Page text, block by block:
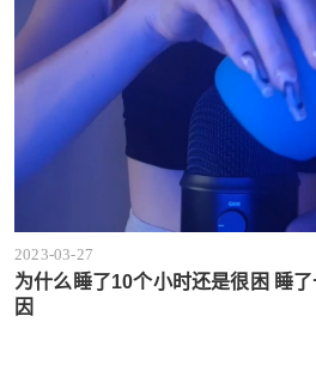
2023-03-27
为什么睡了10个小时还是很困 睡
因